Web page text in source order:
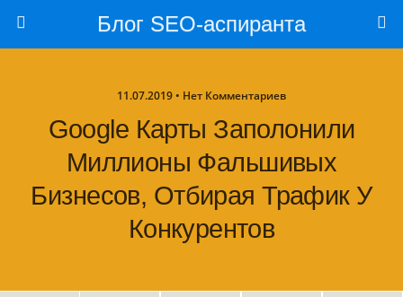
Блог SEO-аспиранта
11.07.2019 • Нет Комментариев
Google Карты Заполонили
Миллионы Фальшивых
Бизнесов, Отбирая Трафик У
Конкурентов